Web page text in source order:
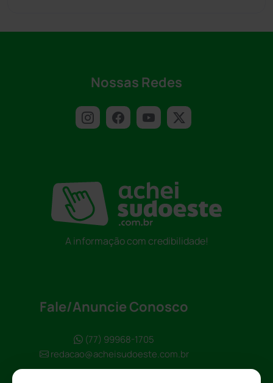
Nossas Redes
A informação com credibilidade!
Fale/Anuncie Conosco
(77) 99968-1705
redacao@acheisudoeste.com.br